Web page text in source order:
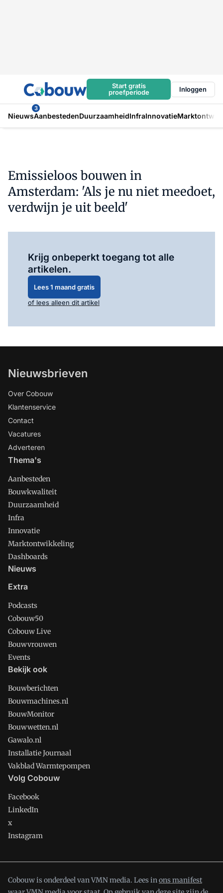
Start gratis
proefperiode
Inloggen
Nieuws
3
AanbestedenDuurzaamheidInfraInnovatie
Emissieloos bouwen in
Amsterdam: 'Als je nu niet meedoet,
verdwijn je uit beeld'
Krijg onbeperkt toegang tot alle
artikelen.
Lees 1 maand gratis
of lees alleen dit artikel
Nieuwsbrieven
Over Cobouw
Klantenservice
Contact
Vacatures
Adverteren
Thema's
Aanbesteden
Bouwkwaliteit
Duurzaamheid
Infra
Innovatie
Marktontwikkeling
Dashboards
Nieuws
Extra
Podcasts
Cobouw50
Cobouw Live
Bouwvrouwen
Events
Bekijk ook
Bouwberichten
Bouwmachines.nl
BouwMonitor
Bouwwetten.nl
Gawalo.nl
Installatie Journaal
Vakblad Warmtepompen
Volg Cobouw
Facebook
LinkedIn
x
Instagram
Cobouw is onderdeel van VMN media. Lees inons manifest